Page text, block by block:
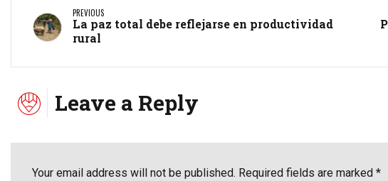
PREVIOUS
La paz total debe reflejarse en productividad
rural
Leave a Reply
Your email address will not be published. Required fields are marked *